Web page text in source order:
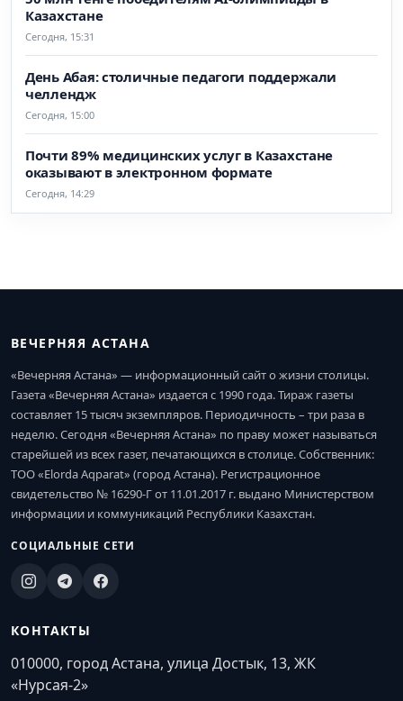
Казахстане
Сегодня, 15:31
День Абая: столичные педагоги поддержали
челлендж
Сегодня, 15:00
Почти 89% медицинских услуг в Казахстане
оказывают в электронном формате
Сегодня, 14:29
ВЕЧЕРНЯЯ АСТАНА
«Вечерняя Астана» — информационный сайт о жизни столицы.
Газета «Вечерняя Астана» издается с 1990 года. Тираж газеты
составляет 15 тысяч экземпляров. Периодичность – три раза в
неделю. Сегодня «Вечерняя Астана» по праву может называться
старейшей из всех газет, печатающихся в столице. Собственник:
ТОО «Elorda Aqparat» (город Астана). Регистрационное
свидетельство № 16290-Г от 11.01.2017 г. выдано Министерством
информации и коммуникаций Республики Казахстан.
СОЦИАЛЬНЫЕ СЕТИ
КОНТАКТЫ
010000, город Астана, улица Достык, 13, ЖК
«Нурсая-2»